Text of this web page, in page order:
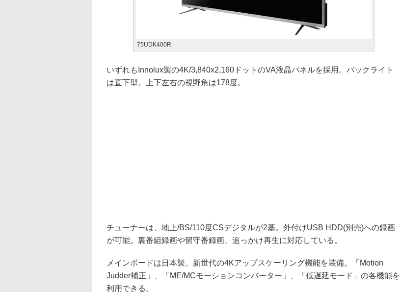
75UDK400R
いずれもInnolux製の4K/3,840x2,160ドットのVA液晶パネルを採用。バックライト
は直下型。上下左右の視野角は178度。
チューナーは、地上/BS/110度CSデジタルが2基。外付けUSB HDD(別売)への録画
が可能。裏番組録画や留守番録画、追っかけ再生に対応している。
メインボードは日本製。新世代の4Kアップスケーリング機能を装備。「Motion
Judder補正」、「ME/MCモーションコンバーター」、「低遅延モード」の各機能を
利用できる。